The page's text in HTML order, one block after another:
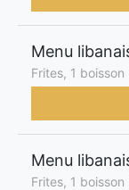
Menu
Frites, 1
Menu
Frites, 1